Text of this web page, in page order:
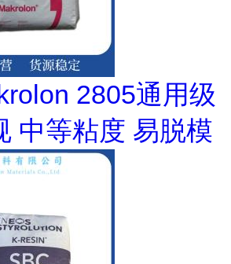
2805通用级
中等粘度 易脱模